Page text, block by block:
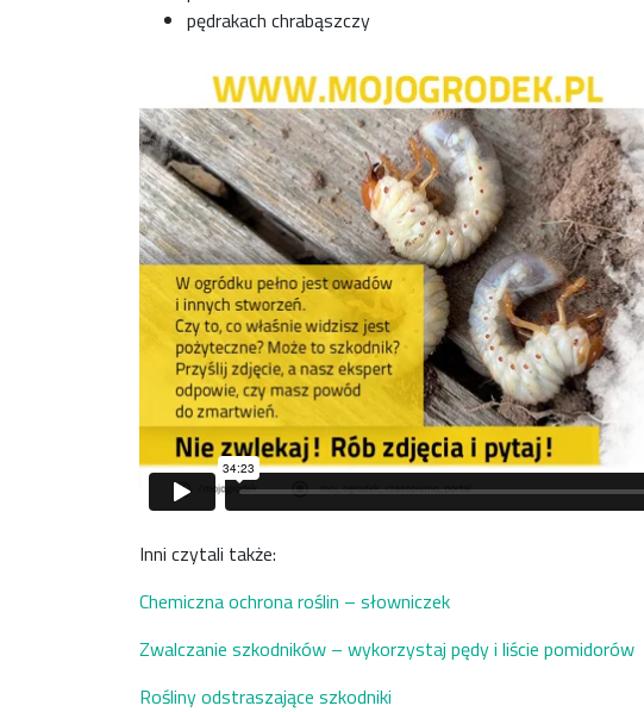
pędrakach chrabąszczy
Inni czytali także:
Chemiczna ochrona roślin – słowniczek
Zwalczanie szkodników – wykorzystaj pędy i liście pomidorów
Rośliny odstraszające szkodniki